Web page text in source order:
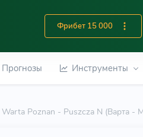
Фрибет 15 000
Прогнозы Инструменты
Warta Poznan - Puszcza N (Варта -